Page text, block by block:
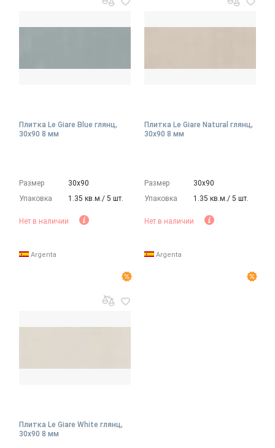
Плитка Le Giare Blue глянц,
30x90 8 мм
Размер
30х90
Упаковка
1.35 кв.м./ 5 шт.
Нет в наличии
Argenta
Плитка Le Giare Natural глянц,
30x90 8 мм
Размер
30х90
Упаковка
1.35 кв.м./ 5 шт.
Нет в наличии
Argenta
Плитка Le Giare White глянц,
30x90 8 мм